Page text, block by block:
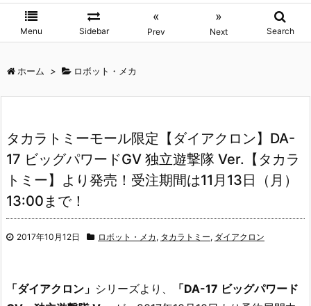
Menu Sidebar
«
Prev
»
Next Search
ホーム > ロボット・メカ
タカラトミーモール限定【ダイアクロン】DA-
17 ビッグパワードGV 独立遊撃隊 Ver.【タカラ
トミー】より発売！受注期間は11月13日（月）
13:00まで！
2017年10月12日 ロボット・メカ , タカラトミー, ダイアクロン
「ダイアクロン」 シリーズより、
「DA-17 ビッグパワード